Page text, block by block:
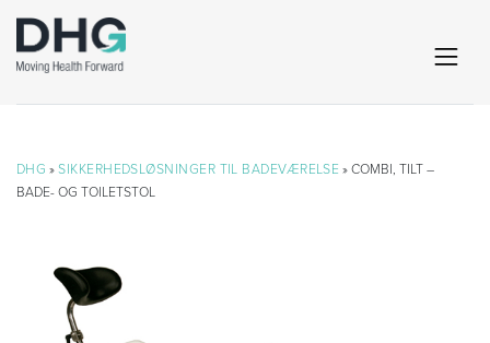
DHG »SIKKERHEDSLØSNINGER TIL BADEVÆRELSE » COMBI, TILT –
BADE- OG TOILETSTOL